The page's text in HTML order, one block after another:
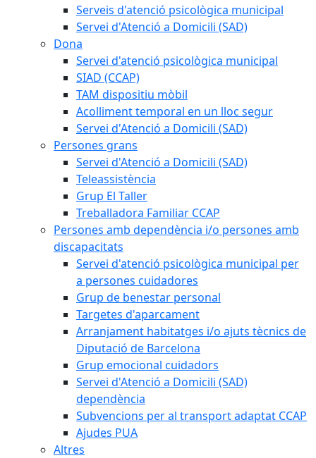
Serveis d'atenció psicològica municipal
Servei d'Atenció a Domicili (SAD)
Dona
Servei d'atenció psicològica municipal
SIAD (CCAP)
TAM dispositiu mòbil
Acolliment temporal en un lloc segur
Servei d'Atenció a Domicili (SAD)
Persones grans
Servei d'Atenció a Domicili (SAD)
Teleassistència
Grup El Taller
Treballadora Familiar CCAP
Persones amb dependència i/o persones amb
discapacitats
Servei d'atenció psicològica municipal per
a persones cuidadores
Grup de benestar personal
Targetes d'aparcament
Arranjament habitatges i/o ajuts tècnics de
Diputació de Barcelona
Grup emocional cuidadors
Servei d'Atenció a Domicili (SAD)
dependència
Subvencions per al transport adaptat CCAP
Ajudes PUA
Altres